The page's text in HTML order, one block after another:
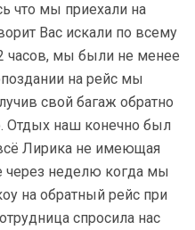
что мы приехали на
Вас искали по всему
часов, мы были не менее
на рейс мы
свой багаж обратно
Отдых наш конечно был
Лирика не имеющая
через неделю когда мы
на обратный рейс при
спросила нас